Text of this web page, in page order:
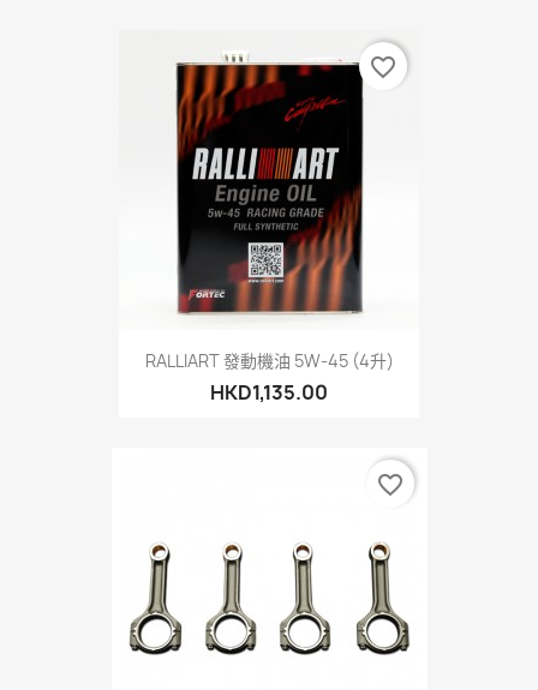
RALLIART 發動機油 5W-45 (4升)
HKD1,135.00
favorite_border
favorite_border